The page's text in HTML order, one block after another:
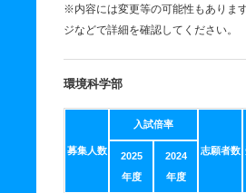
※内容には変更等の可能性もありま
ジなどで詳細を確認してください。
環境科学部
募集人数
入試倍率
志願者数
2025
年度
2024
年度